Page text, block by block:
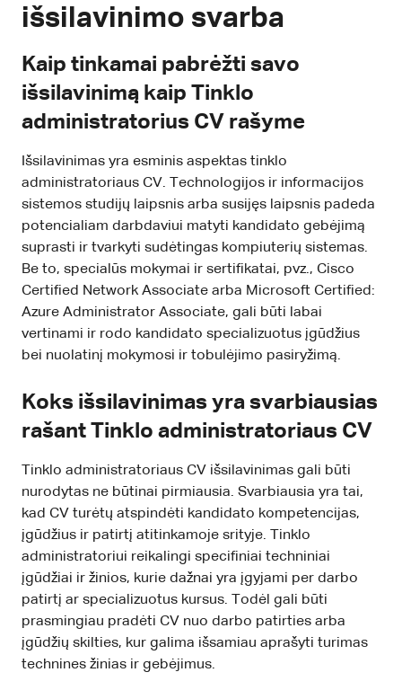
išsilavinimo svarba
Kaip tinkamai pabrėžti savo
išsilavinimą kaip Tinklo
administratorius CV rašyme
Išsilavinimas yra esminis aspektas tinklo
administratoriaus CV. Technologijos ir informacijos
sistemos studijų laipsnis arba susijęs laipsnis padeda
potencialiam darbdaviui matyti kandidato gebėjimą
suprasti ir tvarkyti sudėtingas kompiuterių sistemas.
Be to, specialūs mokymai ir sertifikatai, pvz., Cisco
Certified Network Associate arba Microsoft Certified:
Azure Administrator Associate, gali būti labai
vertinami ir rodo kandidato specializuotus įgūdžius
bei nuolatinį mokymosi ir tobulėjimo pasiryžimą.
Koks išsilavinimas yra svarbiausias
rašant Tinklo administratoriaus CV
Tinklo administratoriaus CV išsilavinimas gali būti
nurodytas ne būtinai pirmiausia. Svarbiausia yra tai,
kad CV turėtų atspindėti kandidato kompetencijas,
įgūdžius ir patirtį atitinkamoje srityje. Tinklo
administratoriui reikalingi specifiniai techniniai
įgūdžiai ir žinios, kurie dažnai yra įgyjami per darbo
patirtį ar specializuotus kursus. Todėl gali būti
prasmingiau pradėti CV nuo darbo patirties arba
įgūdžių skilties, kur galima išsamiau aprašyti turimas
technines žinias ir gebėjimus.